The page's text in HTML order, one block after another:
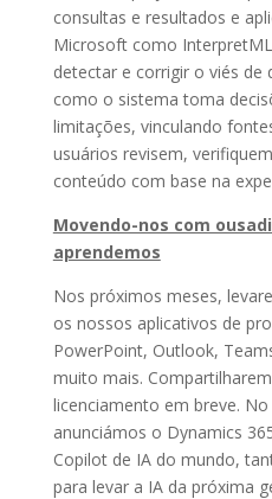
consultas e resultados e
Microsoft como
detectar e corrigir o viés de
como o sistema toma
limitações, vinculando
usuários revisem,
conteúdo com base na
Movendo-nos com
aprendemos
Nos próximos meses,
os nossos aplicativos de
PowerPoint, Outlook,
muito mais.
licenciamento em breve.
anunciámos o Dynamics
Copilot de IA do mundo,
para levar a IA da próxima